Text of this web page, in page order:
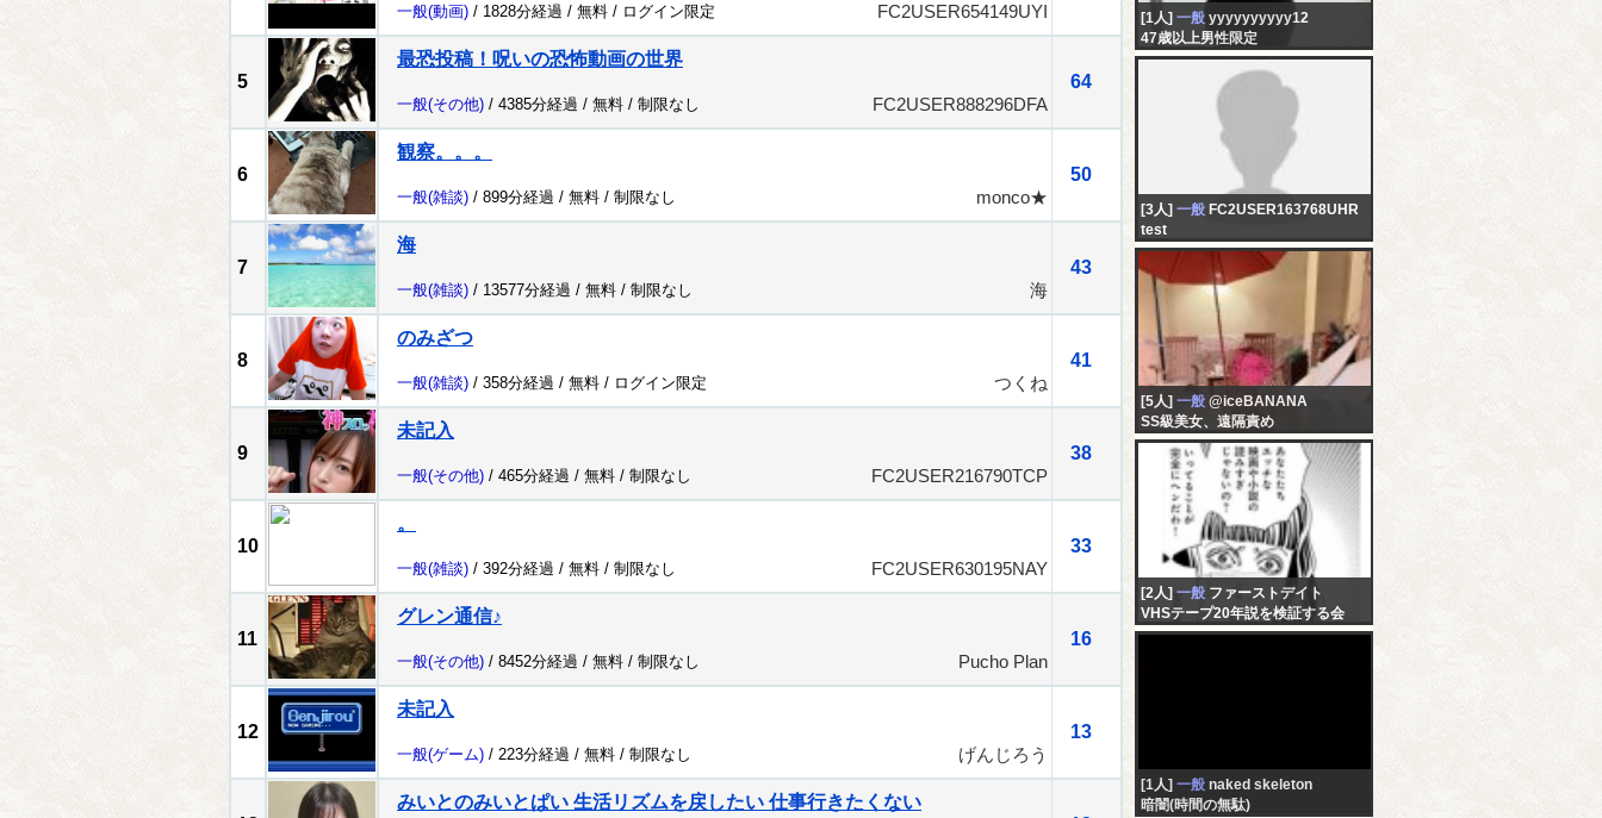
一般(動画) / 1828分経過 / 無料 / ログイン限定 FC2USER654149UYI
5
最恐投稿！呪いの恐怖動画の世界
64
一般(その他) / 4385分経過 / 無料 / 制限なし FC2USER888296DFA
6
観察。。。
50
一般(雑談) / 899分経過 / 無料 / 制限なし monco★
7
海
43
一般(雑談) / 13577分経過 / 無料 / 制限なし 海
8
のみざつ
41
一般(雑談) / 358分経過 / 無料 / ログイン限定 つくね
9
未記入
38
一般(その他) / 465分経過 / 無料 / 制限なし FC2USER216790TCP
10
。
33
一般(雑談) / 392分経過 / 無料 / 制限なし FC2USER630195NAY
11
グレン通信♪
16
一般(その他) / 8452分経過 / 無料 / 制限なし Pucho Plan
12
未記入
13
一般(ゲーム) / 223分経過 / 無料 / 制限なし げんじろう
みいとのみいとぱい 生活リズムを戻したい 仕事行きたくない
[1人] 一般 yyyyyyyyyy12
47歳以上男性限定
[3人] 一般 FC2USER163768UHR
test
[5人] 一般 @iceBANANA
SS級美女、遠隔責め
[2人] 一般 ファーストデイト
VHSテープ20年説を検証する会
[1人] 一般 naked skeleton
暗闇(時間の無駄)